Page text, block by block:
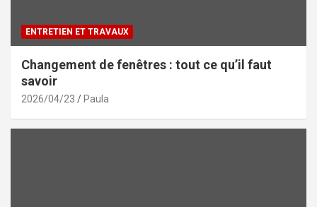
ENTRETIEN ET TRAVAUX
Changement de fenêtres : tout ce qu’il faut
savoir
2026/04/23 Paula